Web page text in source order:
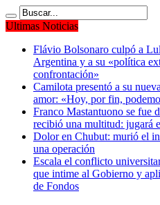
Ultimas Noticias
Flávio Bolsonaro culpó a
Argentina y a su «política
confrontación»
Camilota presentó a su
amor: «Hoy, por fin,
Franco Mastantuono se fue
recibió una multitud: jugará
Dolor en Chubut: murió el
una operación
Escala el conflicto
que intime al Gobierno y
de Fondos